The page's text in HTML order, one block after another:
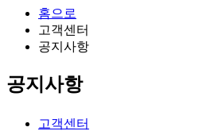
홈으로
고객센터
공지사항
공지사항
고객센터